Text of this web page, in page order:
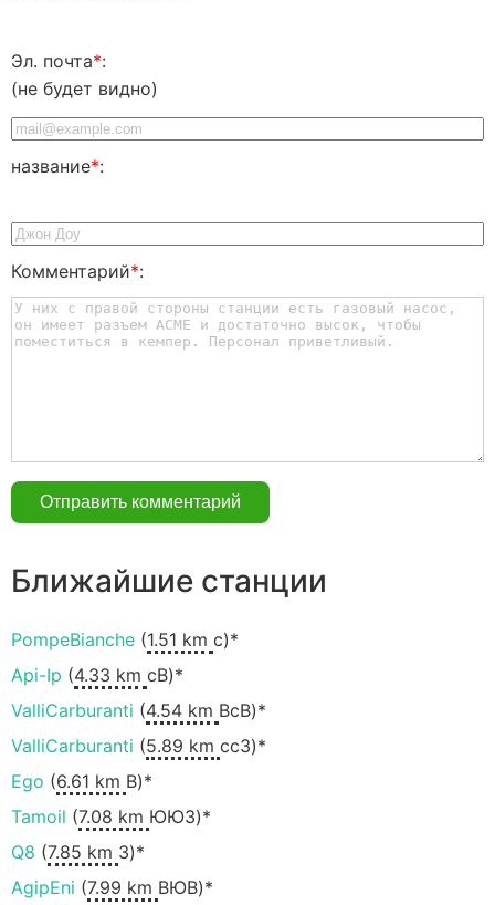
Эл. почта*:
(не будет видно)
название*:
Комментарий*:
Ближайшие станции
PompeBianche (1.51 km с)*
Api-Ip (4.33 km сВ)*
ValliCarburanti (4.54 km ВсВ)*
ValliCarburanti (5.89 km ccЗ)*
Ego (6.61 km В)*
Tamoil (7.08 km ЮЮЗ)*
Q8 (7.85 km З)*
AgipEni (7.99 km ВЮВ)*